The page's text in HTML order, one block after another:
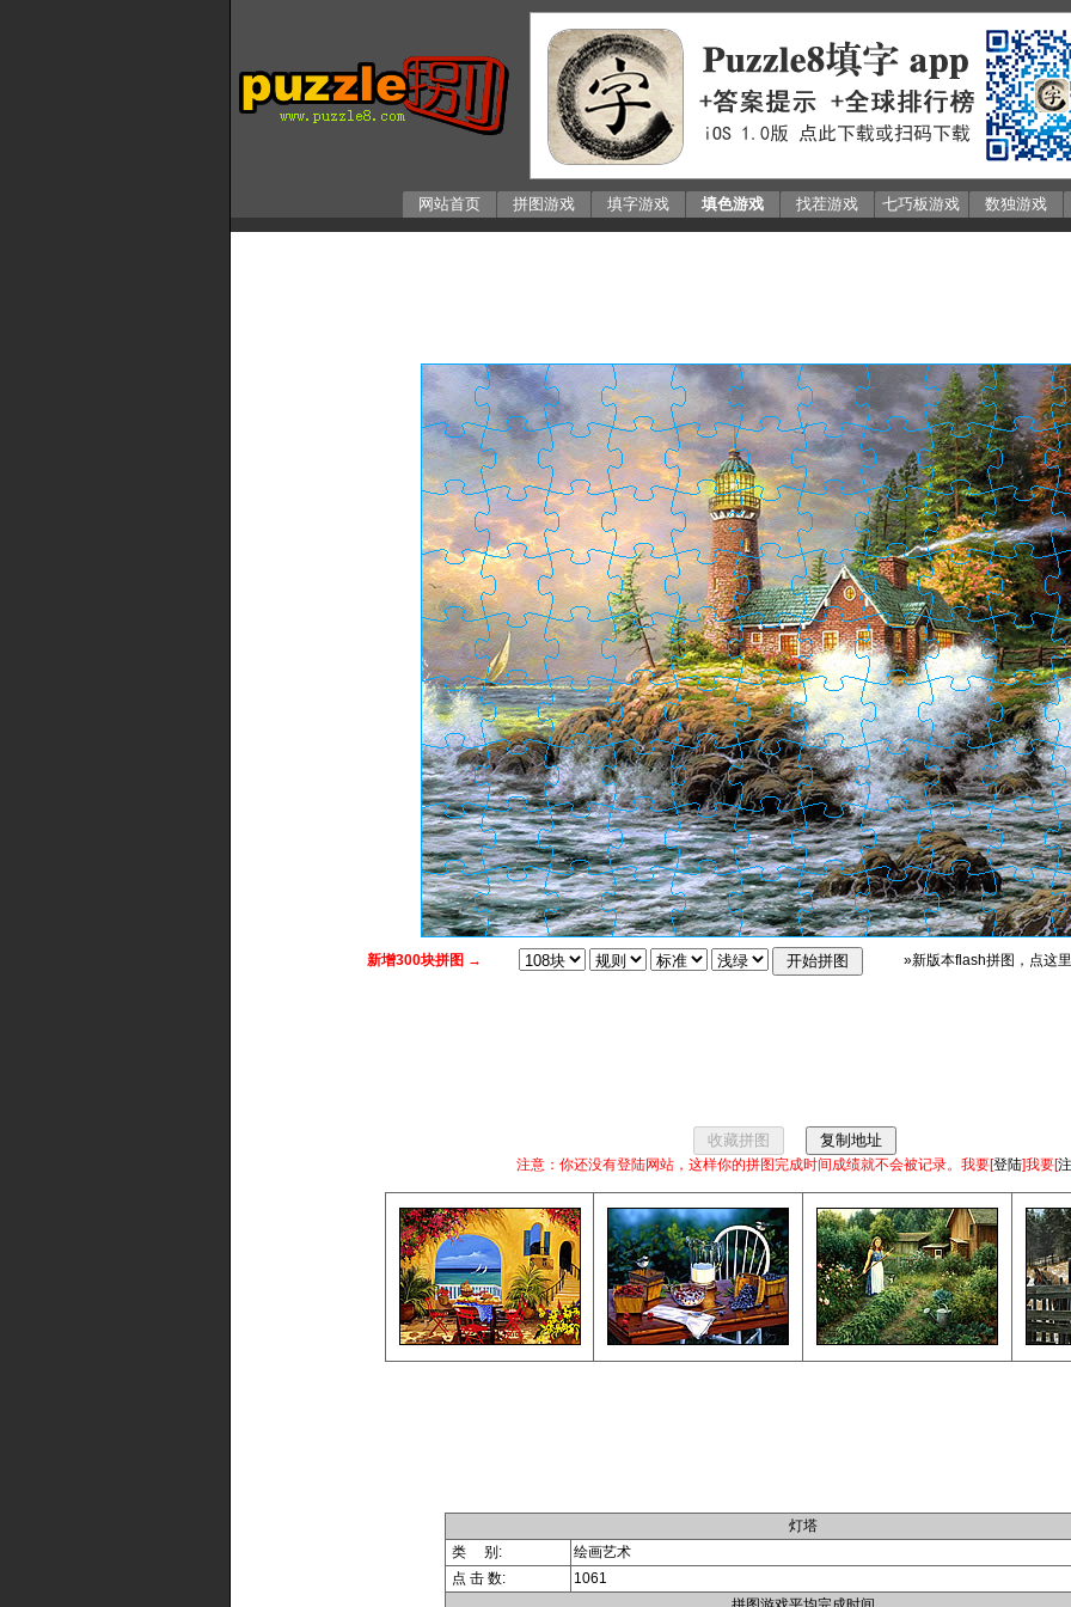
网站首页 拼图游戏 填字游戏 填色游戏 找茬游戏 七巧板游戏 数独游戏
新增300块拼图 → »新版本flash拼图，点这里
注意：你还没有登陆网站，这样你的拼图完成时间成绩就不会被记录。我要[登陆]我要[
灯塔
类 别:
绘画艺术
点 击 数:
1061